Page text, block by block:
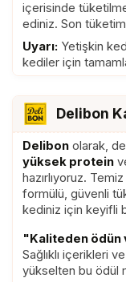
içerisinde
ediniz. Son
Uyarı: Yetişkin
kediler için
Delibon
Delibon olarak,
yüksek protein
hazırlıyoruz.
formülü, güvenli
kediniz için keyifli
"Kaliteden
Sağlıklı içerikleri
yükselten bu ödül